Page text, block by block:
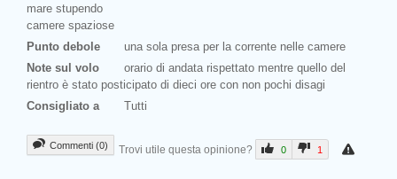
mare stupendo
camere spaziose
Punto debole
una sola presa per la corrente nelle camere
Note sul volo
orario di andata rispettato mentre quello del
rientro è stato posticipato di dieci ore con non pochi disagi
Consigliato a
Tutti
Commenti (0) Trovi utile questa opinione? 0 1